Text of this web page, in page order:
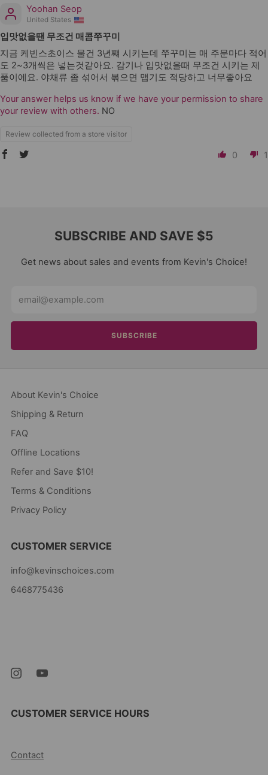
Yoohan Seop
United States
입맛없을땐 무조건 매콤쭈꾸미
지금 케빈스초이스 물건 3년쨰 시키는데 쭈꾸미는 매 주문마다 적어
도 2~3개씩은 넣는것같아요. 감기나 입맛없을때 무조건 시키는 제
품이에요. 야채류 좀 섞어서 볶으면 맵기도 적당하고 너무좋아요
Your answer helps us know if we have your permission to share
your review with others. NO
Review collected from a store visitor
0 1
SUBSCRIBE AND SAVE $5
Get news about sales and events from Kevin's Choice!
SUBSCRIBE
About Kevin's Choice
Shipping & Return
FAQ
Offline Locations
Refer and Save $10!
Terms & Conditions
Privacy Policy
CUSTOMER SERVICE
info@kevinschoices.com
6468775436
CUSTOMER SERVICE HOURS
Contact